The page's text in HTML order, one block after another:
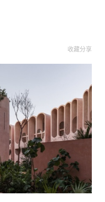
收藏分享